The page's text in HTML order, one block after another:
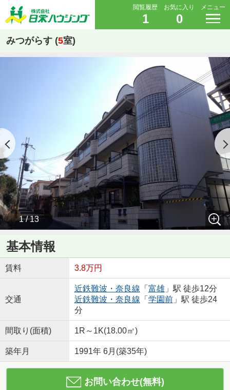
閲覧履歴
1
お気に入り
0
メニュー
みつがらす (5室)
1 / 13
基本情報
賃料 3.8万円
交通
近鉄難波・奈良線 「 富雄」駅 徒歩12分
近鉄難波・奈良線 「 学園前」駅 徒歩24
分
間取り(面積) 1R～1K(18.00㎡)
築年月 1991年 6月(築35年)
お問い合わせ(無料)